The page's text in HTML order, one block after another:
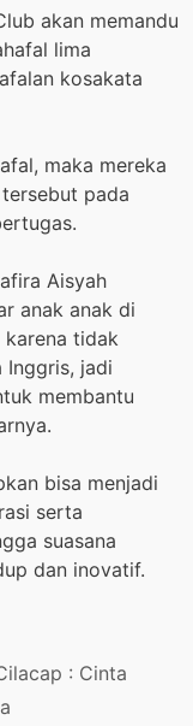
akan memandu
lima
kosakata
maka mereka
pada
Aisyah
anak anak di
karena tidak
Inggris, jadi
membantu
bisa menjadi
serta
suasana
dan inovatif.
: Cinta